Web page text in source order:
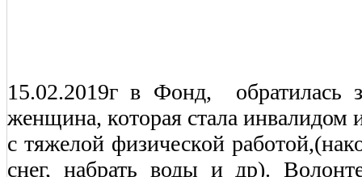
15.02.2019г в Фонд, обратилась
женщина, которая стала инвалидом
с тяжелой физической
снег, набрать воды и др).